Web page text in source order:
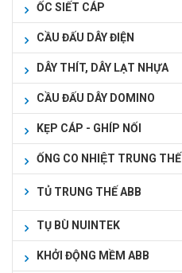
ỐC SIẾT CÁP
CẦU ĐẤU DÂY ĐIỆN
DÂY THÍT, DÂY LẠT NHỰA
CẦU ĐẤU DÂY DOMINO
KẸP CÁP - GHÍP NỐI
ỐNG CO NHIỆT TRUNG THẾ
TỦ TRUNG THẾ ABB
TỤ BÙ NUINTEK
KHỞI ĐỘNG MỀM ABB